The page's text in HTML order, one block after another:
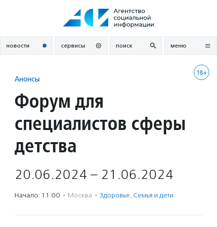
новости сервисы поиск меню
18+
Анонсы
Форум для
специалистов сферы
детства
20.06.2024 – 21.06.2024
Начало: 11:00 · Москва · Здоровье, Семья и дети